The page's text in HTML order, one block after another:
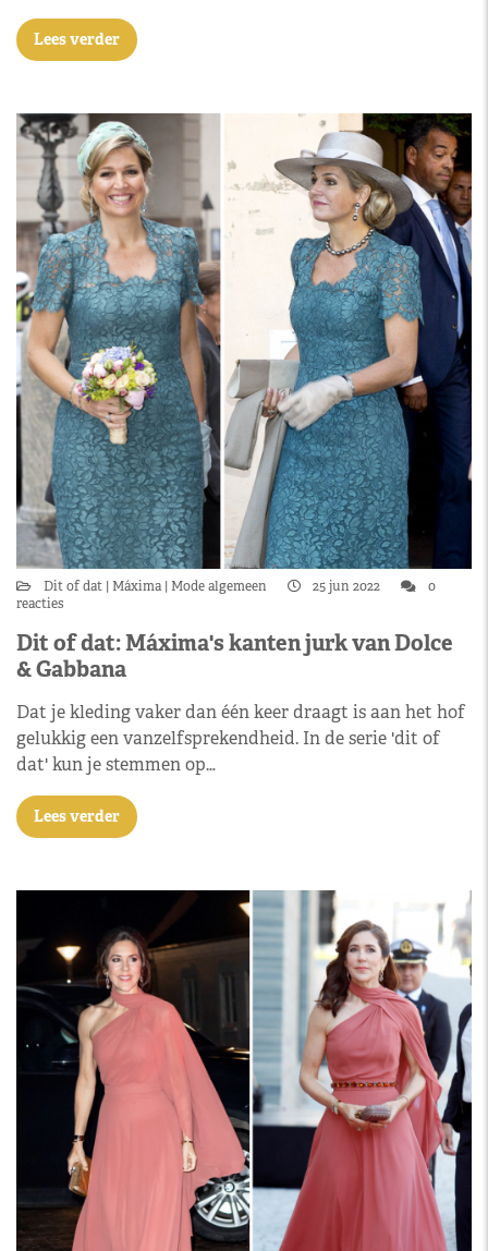
Lees verder
Dit of dat Máxima Mode algemeen 25 jun 2022
0
reacties
Dit of dat: Máxima's kanten jurk van Dolce
& Gabbana
Dat je kleding vaker dan één keer draagt is aan het hof
gelukkig een vanzelfsprekendheid. In de serie 'dit of
dat' kun je stemmen op…
Lees verder